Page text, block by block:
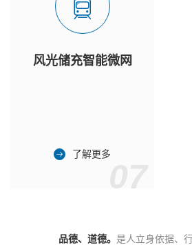
风光储充智能微网
了解更多
品德、道德。 是人立身依据、